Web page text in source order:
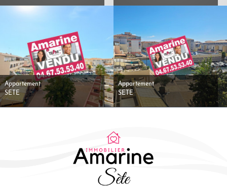
Appartement
SETE
Appartement
SETE